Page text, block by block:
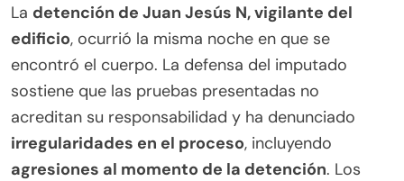
La detención de Juan Jesús N, vigilante del
edificio, ocurrió la misma noche en que se
encontró el cuerpo. La defensa del imputado
sostiene que las pruebas presentadas no
acreditan su responsabilidad y ha denunciado
irregularidades en el proceso, incluyendo
agresiones al momento de la detención. Los